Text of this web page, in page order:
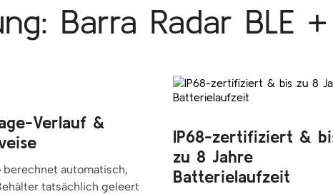
Barra Radar BLE
Verlauf &
berechnet automatisch,
tatsächlich geleert
IP68-zertifiziert &
zu 8 Jahre
Batterielaufzeit